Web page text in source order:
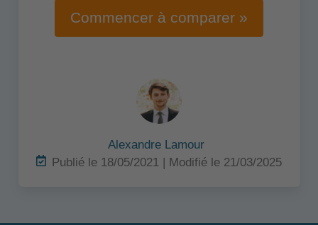
Commencer à comparer »
Alexandre Lamour
Publié le 18/05/2021 | Modifié le 21/03/2025